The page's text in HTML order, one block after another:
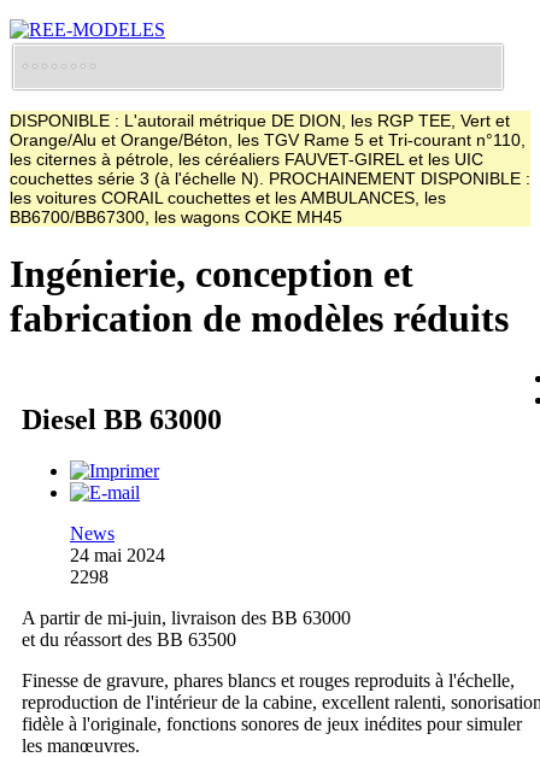
DISPONIBLE : L'autorail métrique DE DION, les RGP TEE, Vert et
Orange/Alu et Orange/Béton, les TGV Rame 5 et Tri-courant n°110,
les citernes à pétrole, les céréaliers FAUVET-GIREL et les UIC
couchettes série 3 (à l'échelle N). PROCHAINEMENT DISPONIBLE :
les voitures CORAIL couchettes et les AMBULANCES, les
BB6700/BB67300, les wagons COKE MH45
Ingénierie, conception et
fabrication de modèles réduits
Diesel BB 63000
News
24 mai 2024
2298
A partir de mi-juin, livraison des BB 63000
et du réassort des BB 63500
Finesse de gravure, phares blancs et rouges reproduits à l'échelle,
reproduction de l'intérieur de la cabine, excellent ralenti,
fidèle à l'originale, fonctions sonores de jeux inédites pour simuler
les manœuvres.